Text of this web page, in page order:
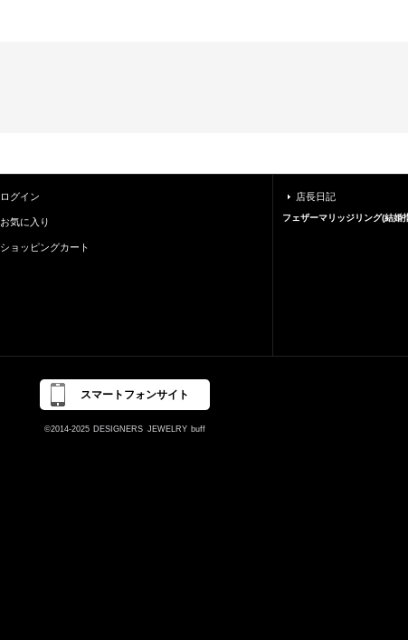
ログイン
お気に入り
ショッピングカート
店長日記
フェザーマリッジリング(結婚
スマートフォンサイト
©2014-2025 DESIGNERS JEWELRY buff